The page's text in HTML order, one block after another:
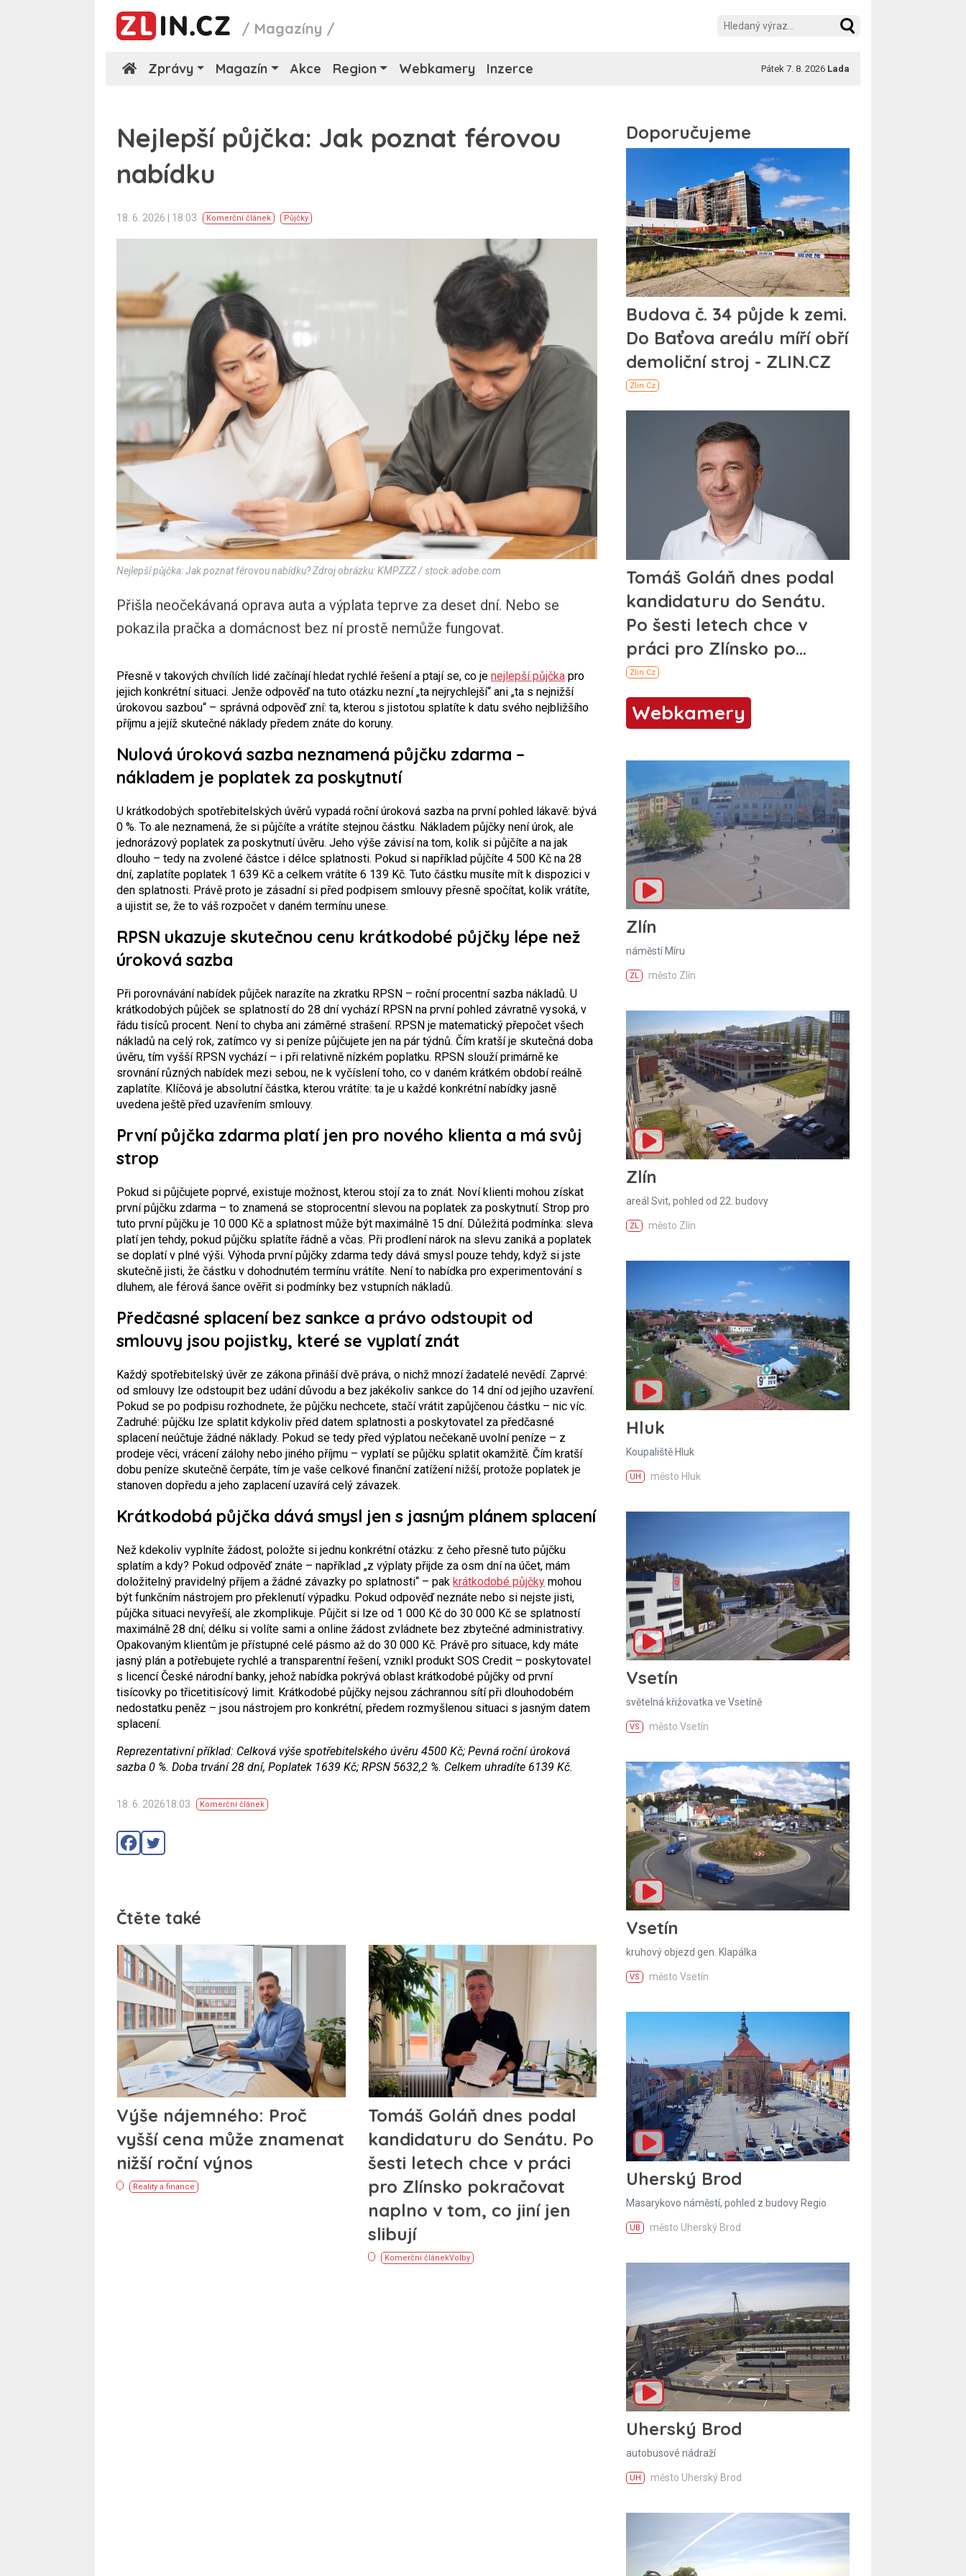
/ Magazíny /
Zprávy Magazín Akce Region Webkamery Inzerce Pátek 7. 8. 2026 Lada
Nejlepší půjčka: Jak poznat férovou
nabídku
18. 6. 2026 | 18:03 Komerční článek Půjčky
Nejlepší půjčka: Jak poznat férovou nabídku? Zdroj obrázku: KMPZZZ / stock.adobe.com
Přišla neočekávaná oprava auta a výplata teprve za deset dní. Nebo se
pokazila pračka a domácnost bez ní prostě nemůže fungovat.
Přesně v takových chvílích lidé začínají hledat rychlé řešení a ptají se, co je nejlepší půjčka pro
jejich konkrétní situaci. Jenže odpověď na tuto otázku nezní „ta nejrychlejší“ ani „ta s nejnižší
úrokovou sazbou“ – správná odpověď zní: ta, kterou s jistotou splatíte k datu svého nejbližšího
příjmu a jejíž skutečné náklady předem znáte do koruny.
Nulová úroková sazba neznamená půjčku zdarma –
nákladem je poplatek za poskytnutí
U krátkodobých spotřebitelských úvěrů vypadá roční úroková sazba na první pohled lákavě: bývá
0 %. To ale neznamená, že si půjčíte a vrátíte stejnou částku. Nákladem půjčky není úrok, ale
jednorázový poplatek za poskytnutí úvěru. Jeho výše závisí na tom, kolik si půjčíte a na jak
dlouho – tedy na zvolené částce i délce splatnosti. Pokud si například půjčíte 4 500 Kč na 28
dní, zaplatíte poplatek 1 639 Kč a celkem vrátíte 6 139 Kč. Tuto částku musíte mít k dispozici v
den splatnosti. Právě proto je zásadní si před podpisem smlouvy přesně spočítat, kolik vrátíte,
a ujistit se, že to váš rozpočet v daném termínu unese.
RPSN ukazuje skutečnou cenu krátkodobé půjčky lépe než
úroková sazba
Při porovnávání nabídek půjček narazíte na zkratku RPSN – roční procentní sazba nákladů. U
krátkodobých půjček se splatností do 28 dní vychází RPSN na první pohled závratně vysoká, v
řádu tisíců procent. Není to chyba ani záměrné strašení. RPSN je matematický přepočet všech
nákladů na celý rok, zatímco vy si peníze půjčujete jen na pár týdnů. Čím kratší je skutečná doba
úvěru, tím vyšší RPSN vychází – i při relativně nízkém poplatku. RPSN slouží primárně ke
srovnání různých nabídek mezi sebou, ne k vyčíslení toho, co v daném krátkém období reálně
zaplatíte. Klíčová je absolutní částka, kterou vrátíte: ta je u každé konkrétní nabídky jasně
uvedena ještě před uzavřením smlouvy.
První půjčka zdarma platí jen pro nového klienta a má svůj
strop
Pokud si půjčujete poprvé, existuje možnost, kterou stojí za to znát. Noví klienti mohou získat
první půjčku zdarma – to znamená se stoprocentní slevou na poplatek za poskytnutí. Strop pro
tuto první půjčku je 10 000 Kč a splatnost může být maximálně 15 dní. Důležitá podmínka: sleva
platí jen tehdy, pokud půjčku splatíte řádně a včas. Při prodlení nárok na slevu zaniká a poplatek
se doplatí v plné výši. Výhoda první půjčky zdarma tedy dává smysl pouze tehdy, když si jste
skutečně jisti, že částku v dohodnutém termínu vrátíte. Není to nabídka pro experimentování s
dluhem, ale férová šance ověřit si podmínky bez vstupních nákladů.
Předčasné splacení bez sankce a právo odstoupit od
smlouvy jsou pojistky, které se vyplatí znát
Každý spotřebitelský úvěr ze zákona přináší dvě práva, o nichž mnozí žadatelé nevědí. Zaprvé:
od smlouvy lze odstoupit bez udání důvodu a bez jakékoliv sankce do 14 dní od jejího uzavření.
Pokud se po podpisu rozhodnete, že půjčku nechcete, stačí vrátit zapůjčenou částku – nic víc.
Zadruhé: půjčku lze splatit kdykoliv před datem splatnosti a poskytovatel za předčasné
splacení neúčtuje žádné náklady. Pokud se tedy před výplatou nečekaně uvolní peníze – z
prodeje věci, vrácení zálohy nebo jiného příjmu – vyplatí se půjčku splatit okamžitě. Čím kratší
dobu peníze skutečně čerpáte, tím je vaše celkové finanční zatížení nižší, protože poplatek je
stanoven dopředu a jeho zaplacení uzavírá celý závazek.
Krátkodobá půjčka dává smysl jen s jasným plánem splacení
Než kdekoliv vyplníte žádost, položte si jednu konkrétní otázku: z čeho přesně tuto půjčku
splatím a kdy? Pokud odpověď znáte – například „z výplaty přijde za osm dní na účet, mám
doložitelný pravidelný příjem a žádné závazky po splatnosti“ – pak krátkodobé půjčky mohou
být funkčním nástrojem pro překlenutí výpadku. Pokud odpověď neznáte nebo si nejste jisti,
půjčka situaci nevyřeší, ale zkomplikuje. Půjčit si lze od 1 000 Kč do 30 000 Kč se splatností
maximálně 28 dní; délku si volíte sami a online žádost zvládnete bez zbytečné administrativy.
Opakovaným klientům je přístupné celé pásmo až do 30 000 Kč. Právě pro situace, kdy máte
jasný plán a potřebujete rychlé a transparentní řešení, vznikl produkt SOS Credit – poskytovatel
s licencí České národní banky, jehož nabídka pokrývá oblast krátkodobé půjčky od první
tisícovky po třicetitisícový limit. Krátkodobé půjčky nejsou záchrannou sítí při dlouhodobém
nedostatku peněz – jsou nástrojem pro konkrétní, předem rozmyšlenou situaci s jasným datem
splacení.
Reprezentativní příklad: Celková výše spotřebitelského úvěru 4500 Kč; Pevná roční úroková
sazba 0 %. Doba trvání 28 dní, Poplatek 1639 Kč; RPSN 5632,2 %. Celkem uhradíte 6139 Kč.
18. 6. 202618:03 Komerční článek
Čtěte také
Výše nájemného: Proč
vyšší cena může znamenat
nižší roční výnos
Reality a finance
Tomáš Goláň dnes podal
kandidaturu do Senátu. Po
šesti letech chce v práci
pro Zlínsko pokračovat
naplno v tom, co jiní jen
slibují
Komerční článekVolby
Webkamery
Zlín
náměstí Míru
ZL město Zlín
Zlín
areál Svit, pohled od 22. budovy
ZL město Zlín
Hluk
Koupaliště Hluk
UH město Hluk
Vsetín
světelná křižovatka ve Vsetíně
VS město Vsetín
Vsetín
kruhový objezd gen. Klapálka
VS město Vsetín
Uherský Brod
Masarykovo náměstí, pohled z budovy Regio
UB město Uherský Brod
Uherský Brod
autobusové nádraží
UH město Uherský Brod